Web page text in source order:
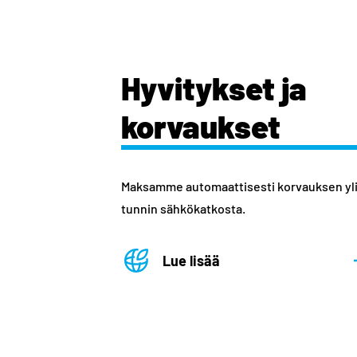
Hyvitykset ja
korvaukset
Maksamme automaattisesti korvauksen
tunnin sähkökatkosta.
Lue lisää